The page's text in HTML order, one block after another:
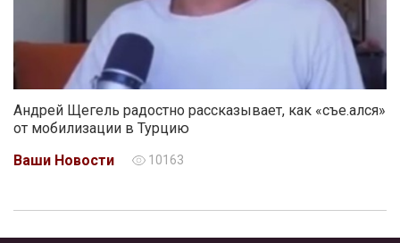
Андрей Щегель радостно рассказывает, как «съе.ался»
от мобилизации в Турцию
Ваши Новости
10163